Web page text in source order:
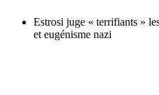
Estrosi juge « terrifiants »
et eugénisme nazi